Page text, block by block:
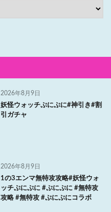
2026年8月9日
妖怪ウォッチぷにぷに#神引き#割
引ガチャ
2026年8月9日
1の3エンマ無特攻攻略#妖怪ウォ
ッチぷにぷに #ぷにぷに #無特攻
攻略 #無特攻 #ぷにぷにコラボ